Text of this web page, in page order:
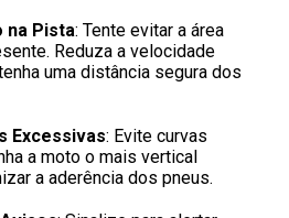
na Pista: Tente evitar a área
Reduza a velocidade
uma distância segura dos
Excessivas: Evite curvas
a moto o mais vertical
a aderência dos pneus.